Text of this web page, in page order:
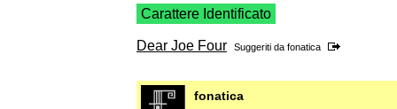
Carattere Identificato
Dear Joe Four Suggeriti da fonatica
fonatica